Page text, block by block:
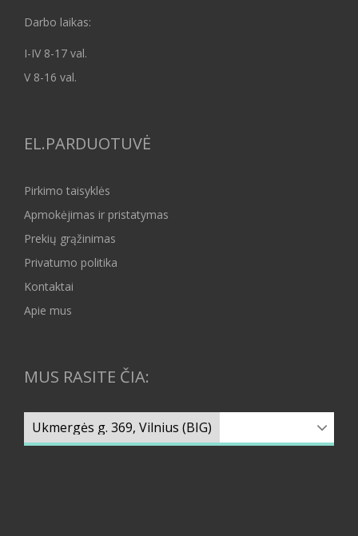
Darbo laikas:
I-IV 8-17 val.
V 8-16 val.
EL.PARDUOTUVĖ
Pirkimo taisyklės
Apmokėjimas ir pristatymas
Prekių grąžinimas
Privatumo politika
Kontaktai
Apie mus
MUS RASITE ČIA: